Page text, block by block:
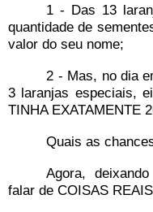
1 - Das 13
quantidade de
valor do seu nome;
2 - Mas, no dia
3 laranjas especiais,
TINHA EXATAMENTE
Quais as
Agora,
falar de COISAS